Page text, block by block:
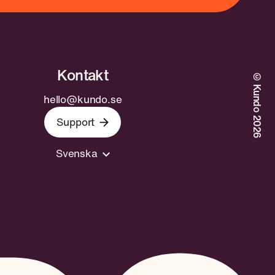
©Kundo 2026
hello@kundo.se
Support
Svenska